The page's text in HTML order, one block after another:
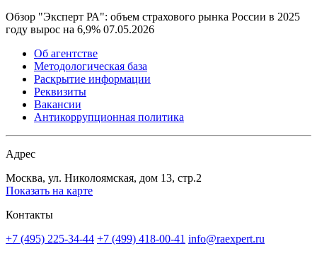
Обзор "Эксперт РА": объем страхового рынка России в 2025
году вырос на 6,9% 07.05.2026
Об агентстве
Методологическая база
Раскрытие информации
Реквизиты
Вакансии
Антикоррупционная политика
Адрес
Москва, ул. Николоямская, дом 13, стр.2
Показать на карте
Контакты
+7 (495) 225-34-44 +7 (499) 418-00-41 info@raexpert.ru